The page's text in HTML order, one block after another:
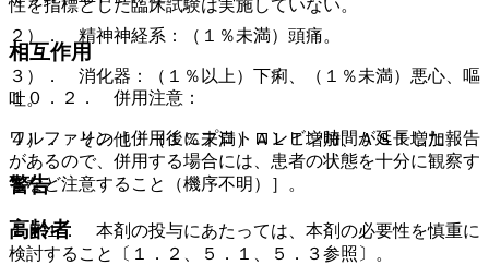
性を指標とした臨床試験は実施していない。
相互作用
１０．２． 併用注意：
ワルファリン［併用後にプロトロンビン時間が延長した報告
があるので、併用する場合には、患者の状態を十分に観察す
るなど注意すること（機序不明）］。
高齢者
２）． 精神神経系：（１％未満）頭痛。
３）． 消化器：（１％以上）下痢、（１％未満）悪心、嘔
吐。
４）． その他：（１％未満）ＡＬＴ増加、ＡＳＴ増加。
警告
１．１． 本剤の投与にあたっては、本剤の必要性を慎重に
検討すること〔１．２、５．１、５．３参照〕。